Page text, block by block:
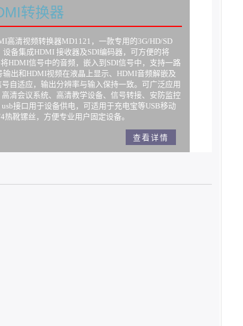
转换器
清视频转换器MD1121，一款专用的3G/HD/SD
备集成HDMI 接收器及SDI编码器，可方便的将
HDMI信号中的音频，嵌入到SDI信号中，支持一路
出和HDMI视频在液晶上显示、HDMI音频解嵌及
自适应，输出分辨率与输入保持一致。可广泛应用
清会议系统、高清教学设备、信号转接、安防监控
接口用于设备供电，可适用于充电宝等USB移动
靴镙丝，方便专业用户固定设备。
查看详情